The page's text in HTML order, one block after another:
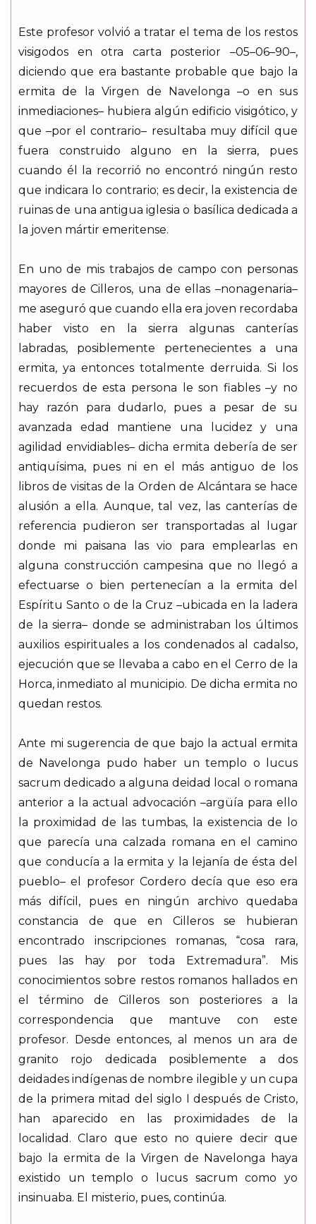
Este profesor volvió a tratar el tema de los restos
visigodos en otra carta posterior –05–06–90–,
diciendo que era bastante probable que bajo la
ermita de la Virgen de Navelonga –o en sus
inmediaciones– hubiera algún edificio visigótico, y
que –por el contrario– resultaba muy difícil que
fuera construido alguno en la sierra, pues
cuando él la recorrió no encontró ningún resto
que indicara lo contrario; es decir, la existencia de
ruinas de una antigua iglesia o basílica dedicada a
la joven mártir emeritense.
En uno de mis trabajos de campo con personas
mayores de Cilleros, una de ellas –nonagenaria–
me aseguró que cuando ella era joven recordaba
haber visto en la sierra algunas canterías
labradas, posiblemente pertenecientes a una
ermita, ya entonces totalmente derruida. Si los
recuerdos de esta persona le son fiables –y no
hay razón para dudarlo, pues a pesar de su
avanzada edad mantiene una lucidez y una
agilidad envidiables– dicha ermita debería de ser
antiquísima, pues ni en el más antiguo de los
libros de visitas de la Orden de Alcántara se hace
alusión a ella. Aunque, tal vez, las canterías de
referencia pudieron ser transportadas al lugar
donde mi paisana las vio para emplearlas en
alguna construcción campesina que no llegó a
efectuarse o bien pertenecían a la ermita del
Espíritu Santo o de la Cruz –ubicada en la ladera
de la sierra– donde se administraban los últimos
auxilios espirituales a los condenados al cadalso,
ejecución que se llevaba a cabo en el Cerro de la
Horca, inmediato al municipio. De dicha ermita no
quedan restos.
Ante mi sugerencia de que bajo la actual ermita
de Navelonga pudo haber un templo o lucus
sacrum dedicado a alguna deidad local o romana
anterior a la actual advocación –argüía para ello
la proximidad de las tumbas, la existencia de lo
que parecía una calzada romana en el camino
que conducía a la ermita y la lejanía de ésta del
pueblo– el profesor Cordero decía que eso era
más difícil, pues en ningún archivo quedaba
constancia de que en Cilleros se hubieran
encontrado inscripciones romanas, “cosa rara,
pues las hay por toda Extremadura”. Mis
conocimientos sobre restos romanos hallados en
el término de Cilleros son posteriores a la
correspondencia que mantuve con este
profesor. Desde entonces, al menos un ara de
granito rojo dedicada posiblemente a dos
deidades indígenas de nombre ilegible y un cupa
de la primera mitad del siglo I después de Cristo,
han aparecido en las proximidades de la
localidad. Claro que esto no quiere decir que
bajo la ermita de la Virgen de Navelonga haya
existido un templo o lucus sacrum como yo
insinuaba. El misterio, pues, continúa.